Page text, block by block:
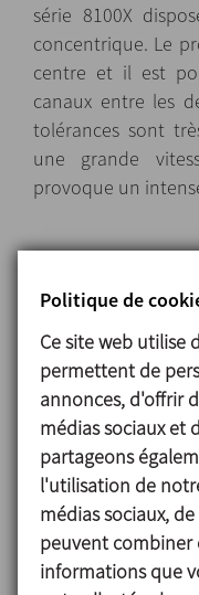
série 8100X
concentrique. Le
centre et il est
canaux entre les
tolérances sont
une grande
provoque un
Conception
Haut pouvoir de
particule
jusqu'à niveaux
Vitesse de travail
Système
sanitaire simple
Possibilité de
entre le rotor et le
Possibilité de
Politique de
Ce site web utilise
permettent de
annonces, d'offrir
médias sociaux et
partageons
l'utilisation de
médias sociaux,
peuvent combiner
informations que